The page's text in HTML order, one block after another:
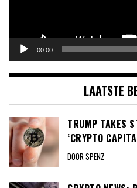
00:00
LAATSTE
TRUMP TAKES
‘CRYPTO
DOOR SPENZ